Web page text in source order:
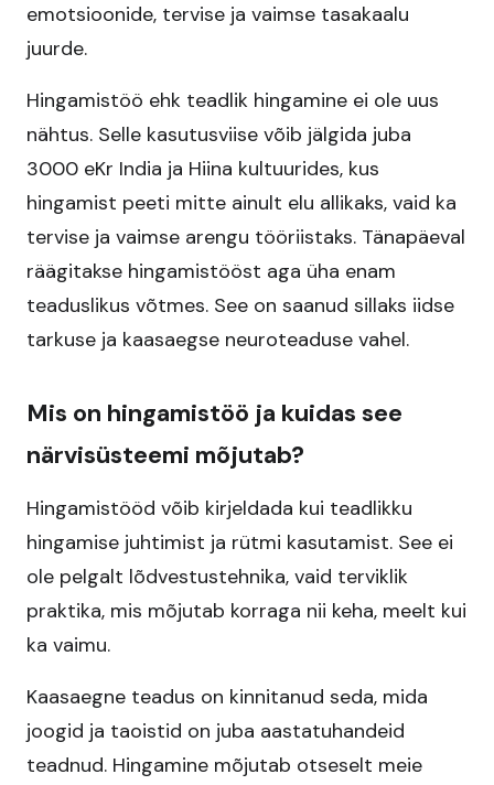
emotsioonide, tervise ja vaimse tasakaalu
juurde.
Hingamistöö ehk teadlik hingamine ei ole uus
nähtus. Selle kasutusviise võib jälgida juba
3000 eKr India ja Hiina kultuurides, kus
hingamist peeti mitte ainult elu allikaks, vaid ka
tervise ja vaimse arengu tööriistaks. Tänapäeval
räägitakse hingamistööst aga üha enam
teaduslikus võtmes. See on saanud sillaks iidse
tarkuse ja kaasaegse neuroteaduse vahel.
Mis on hingamistöö ja kuidas see
närvisüsteemi mõjutab?
Hingamistööd võib kirjeldada kui teadlikku
hingamise juhtimist ja rütmi kasutamist. See ei
ole pelgalt lõdvestustehnika, vaid terviklik
praktika, mis mõjutab korraga nii keha, meelt kui
ka vaimu.
Kaasaegne teadus on kinnitanud seda, mida
joogid ja taoistid on juba aastatuhandeid
teadnud. Hingamine mõjutab otseselt meie